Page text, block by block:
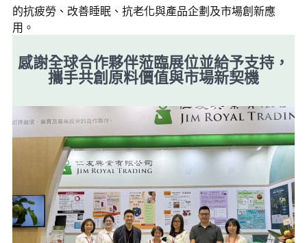
的抗疲勞、改善睡眠、抗老化與產品企劃及市場創新應
用。
感謝全球合作夥伴蒞臨展位並給予支持，
攜手共創原料價值與市場新契機